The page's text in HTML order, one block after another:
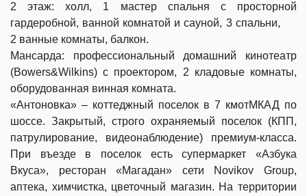
2 этаж: холл, 1 мастер спальня с просторной
гардеробной, ванной комнатой и сауной, 3 спальни,
2 ванные комнаты, балкон.
Мансарда: профессиональный домашний кинотеатр
(Bowers&Wilkins) с проектором, 2 кладовые комнаты,
оборудованная винная комната.
«Антоновка» – коттеджный поселок в 7 кмотМКАД по
шоссе. Закрытый, строго охраняемый поселок (КПП,
патрулирование, видеонаблюдение) премиум-класса.
При въезде в поселок есть супермаркет «Азбука
Вкуса», ресторан «Магадан» сети Novikov Group,
аптека, химчистка, цветочный магазин. На территории